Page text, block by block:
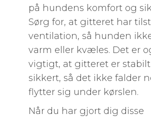
på hundens komfort og
Sørg for, at gitteret har
ventilation, så hunden
varm eller kvæles. Det er
vigtigt, at gitteret er
sikkert, så det ikke falder
flytter sig under kørslen.
Når du har gjort dig disse